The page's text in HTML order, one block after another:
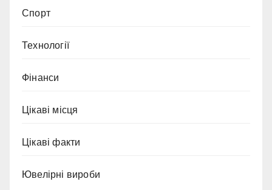
Спорт
Технології
Фінанси
Цікаві місця
Цікаві факти
Ювелірні вироби